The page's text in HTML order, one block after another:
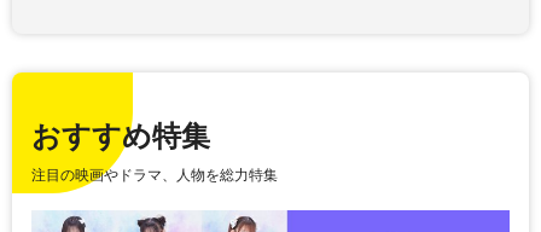
おすすめ特集
注目の映画やドラマ、人物を総力特集